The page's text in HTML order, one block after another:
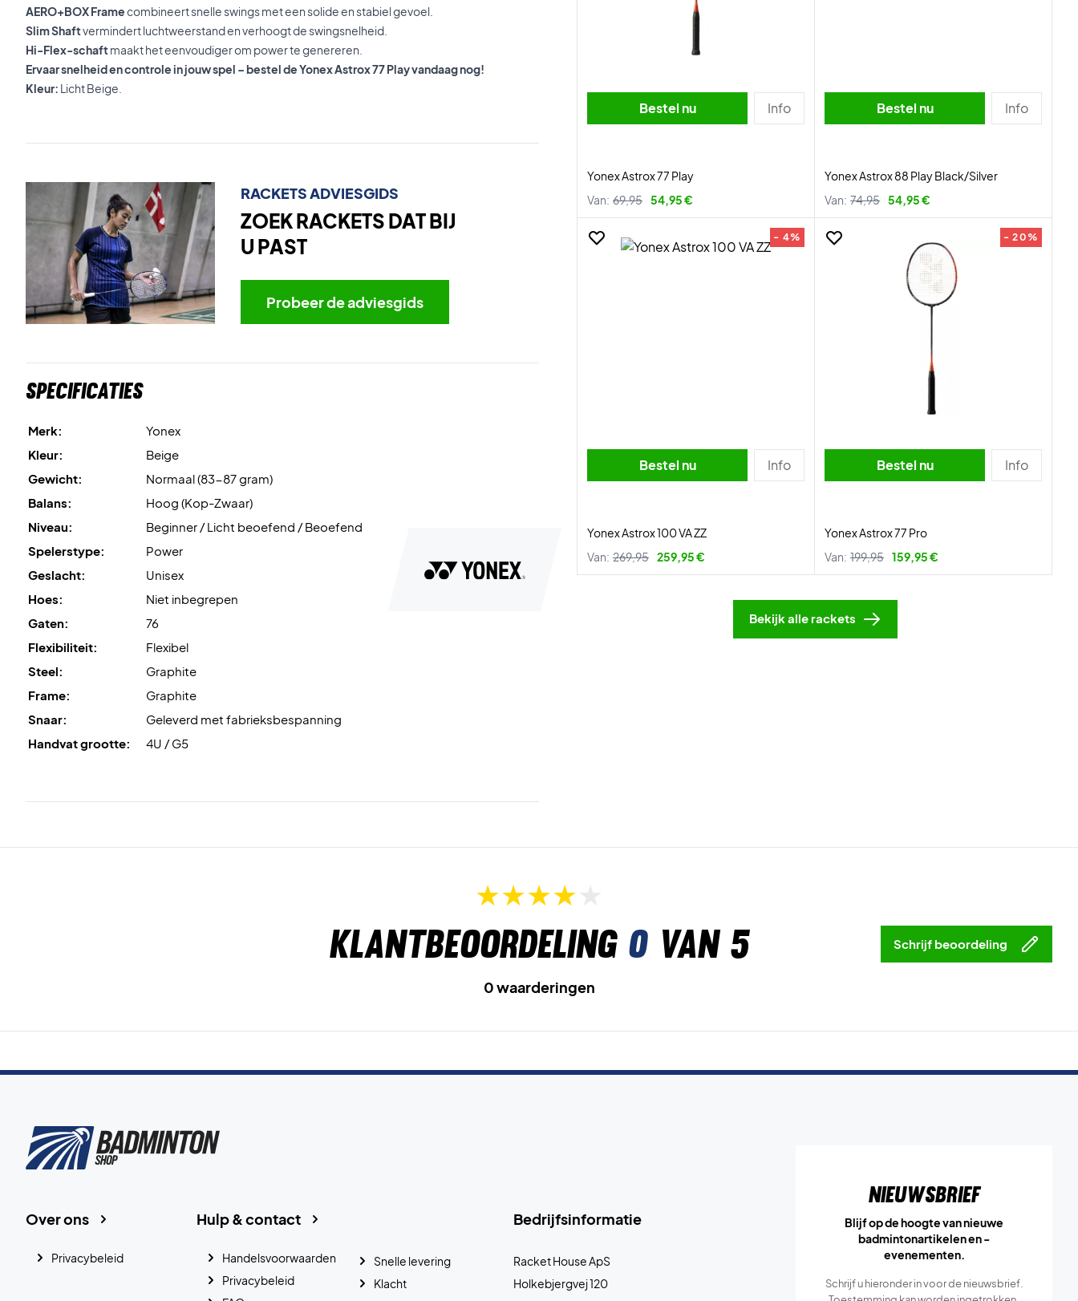
AERO+BOX Framecombineert snelle swings met een solide en stabiel gevoel.
Slim Shaftvermindert luchtweerstand en verhoogt de swingsnelheid.
Hi-Flex-schaftmaakt het eenvoudiger om power te genereren.
Ervaar snelheid en controle in jouw spel – bestel de Yonex Astrox 77 Play vandaag nog!
Kleur: Licht Beige.
RACKETS ADVIESGIDS
ZOEK RACKETS DAT BIJ
U PAST
Probeer de adviesgids
Specificaties
Merk:
Yonex
Kleur:
Beige
Gewicht:
Normaal (83-87 gram)
Balans:
Hoog (Kop-Zwaar)
Niveau:
Beginner / Licht beoefend / Beoefend
Spelerstype:
Power
Geslacht:
Unisex
Hoes:
Niet inbegrepen
Gaten:
76
Flexibiliteit:
Flexibel
Steel:
Graphite
Frame:
Graphite
Snaar:
Geleverd met fabrieksbespanning
Handvat grootte:
4U / G5
Bestel nu Info
Yonex Astrox 77 Play
Van: 69,95 54,95 €
Bestel nu Info
Yonex Astrox 88 Play Black/Silver
Van: 74,95 54,95 €
- 4%
Bestel nu Info
Yonex Astrox 100 VA ZZ
Van: 269,95 259,95 €
- 20%
Bestel nu Info
Yonex Astrox 77 Pro
Van: 199,95 159,95 €
Bekijk alle rackets
Klantbeoordeling 0van 5 Schrijf beoordeling
0 waarderingen
Bedrijfsinformatie
Racket House ApS
Holkebjergvej 120
Hulp & contact
Handelsvoorwaarden
Privacybeleid
Snelle levering
Klacht
Over ons
Privacybeleid
Nieuwsbrief
Blijf op de hoogte van nieuwe
badmintonartikelen en -
evenementen.
Schrijf u hieronder in voor de nieuwsbrief.